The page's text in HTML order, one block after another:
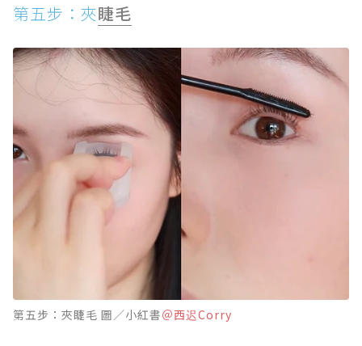
第五步：夾睫毛
第五步：夾睫毛 圖／小紅書＠西迟Corry